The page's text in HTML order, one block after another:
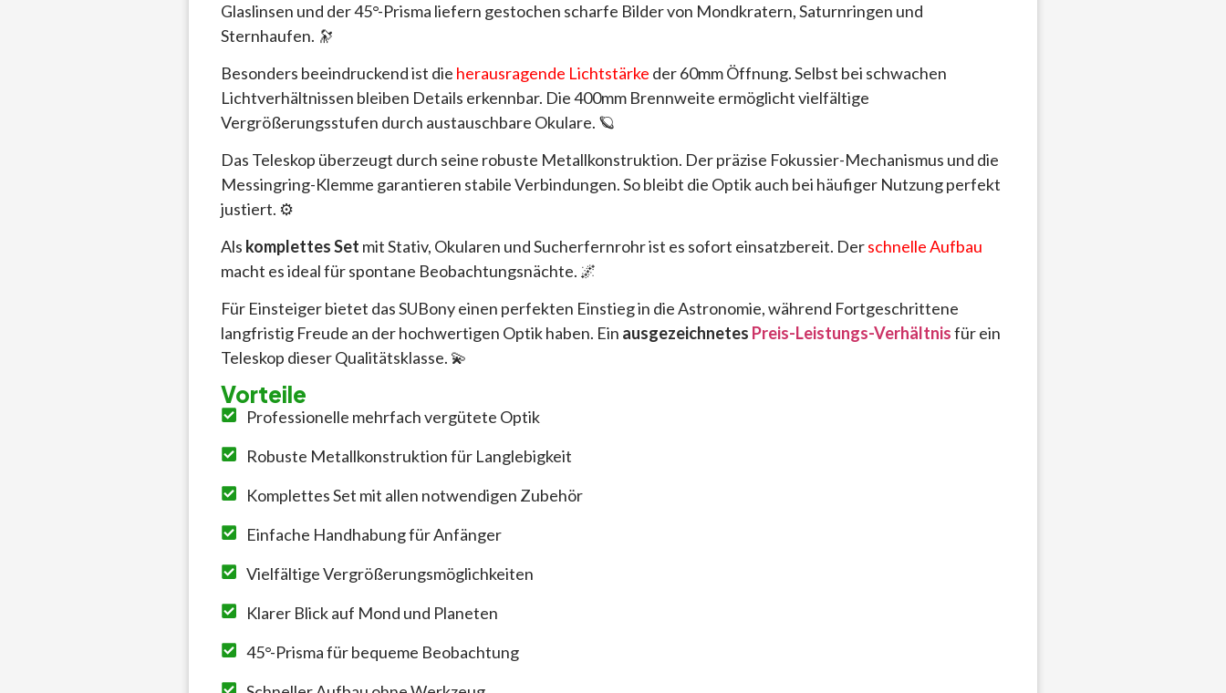
Glaslinsen und der 45°-Prisma liefern gestochen scharfe Bilder von Mondkratern, Saturnringen und
Sternhaufen. 🔭
Besonders beeindruckend ist die herausragende Lichtstärke der 60mm Öffnung. Selbst bei schwachen
Lichtverhältnissen bleiben Details erkennbar. Die 400mm Brennweite ermöglicht vielfältige
Vergrößerungsstufen durch austauschbare Okulare. 🪐
Das Teleskop überzeugt durch seine robuste Metallkonstruktion. Der präzise Fokussier-Mechanismus und die
Messingring-Klemme garantieren stabile Verbindungen. So bleibt die Optik auch bei häufiger Nutzung perfekt
justiert. ⚙️
Als komplettes Set mit Stativ, Okularen und Sucherfernrohr ist es sofort einsatzbereit. Derschnelle Aufbau
macht es ideal für spontane Beobachtungsnächte. 🌌
Für Einsteiger bietet das SUBony einen perfekten Einstieg in die Astronomie, während Fortgeschrittene
langfristig Freude an der hochwertigen Optik haben. Ein ausgezeichnetes Preis-Leistungs-Verhältnisfür ein
Teleskop dieser Qualitätsklasse. 💫
Vorteile
Professionelle mehrfach vergütete Optik
Robuste Metallkonstruktion für Langlebigkeit
Komplettes Set mit allen notwendigen Zubehör
Einfache Handhabung für Anfänger
Vielfältige Vergrößerungsmöglichkeiten
Klarer Blick auf Mond und Planeten
45°-Prisma für bequeme Beobachtung